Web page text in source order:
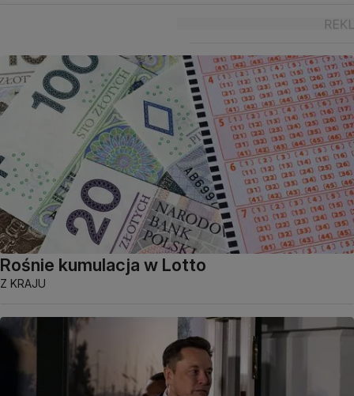
Rośnie kumulacja w Lotto
Z KRAJU